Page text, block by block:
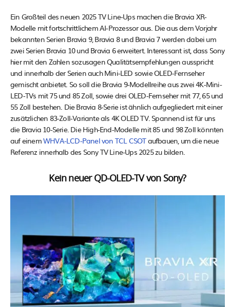
Ein Großteil des neuen 2025 TV Line-Ups machen die Bravia XR-
Modelle mit fortschrittlichem AI-Prozessor aus. Die aus dem Vorjahr
bekannten Serien Bravia 9, Bravia 8 und Bravia 7 werden dabei um
zwei Serien Bravia 10 und Bravia 6 erweitert. Interessant ist, dass Sony
hier mit den Zahlen sozusagen Qualitätsempfehlungen ausspricht
und innerhalb der Serien auch Mini-LED sowie OLED-Fernseher
gemischt anbietet. So soll die Bravia 9-Modellreihe aus zwei 4K-Mini-
LED-TVs mit 75 und 85 Zoll, sowie drei OLED-Fernseher mit 77, 65 und
55 Zoll bestehen. Die Bravia 8-Serie ist ähnlich aufgegliedert mit einer
zusätzlichen 83-Zoll-Variante als 4K OLED TV. Spannend ist für uns
die Bravia 10-Serie. Die High-End-Modelle mit 85 und 98 Zoll könnten
auf einemWHVA-LCD-Panel von TCL CSOTaufbauen, um die neue
Referenz innerhalb des Sony TV Line-Ups 2025 zu bilden.
Kein neuer QD-OLED-TV von Sony?